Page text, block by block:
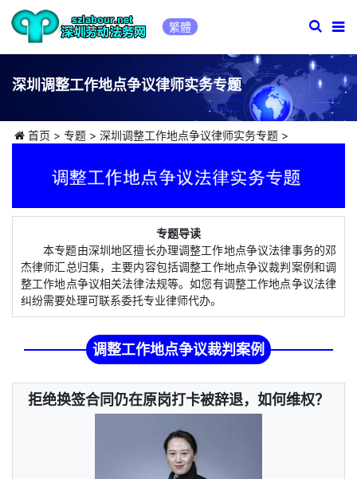
繁體
深圳调整工作地点争议律师实务专题
首页 > 专题> 深圳调整工作地点争议律师实务专题>
专题导读
本专题由深圳地区擅长办理调整工作地点争议法律事务的邓
杰律师汇总归集，主要内容包括调整工作地点争议裁判案例和调
整工作地点争议相关法律法规等。如您有调整工作地点争议法律
纠纷需要处理可联系委托专业律师代办。
调整工作地点争议裁判案例
拒绝换签合同仍在原岗打卡被辞退，如何维权？